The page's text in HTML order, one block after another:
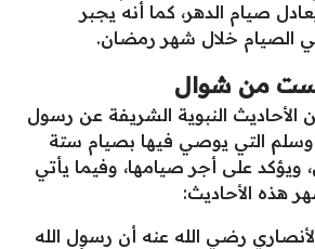
صيام الدهر، كما أنه يجبر
الصيام خلال شهر رمضان.
من شوال
الأحاديث النبوية الشريفة عن رسول
وسلم التي يوصي فيها بصيام ستة
على أجر صيامها، وفيما يأتي
هذه الأحاديث:
رضي الله عنه أن رسول الله